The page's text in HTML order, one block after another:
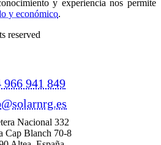
y experiencia nos permite
y económico.
reserved
966 941 849
Nacional 332
Cap Blanch 70-8